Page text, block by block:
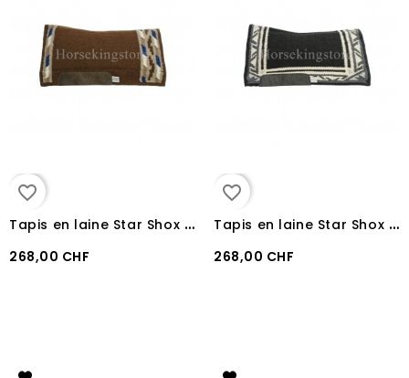
favorite_border
T
apis en laine Star Shox Pool's BROWN
268,00 CHF
favorite_border
T
apis en laine Star Shox Pool's BLACK
268,00 CHF